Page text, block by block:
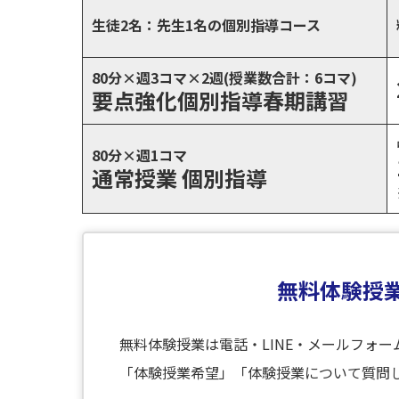
生徒2名：先生1名の個別指導コース
80分×週3コマ×2週(授業数合計：6コマ)
要点強化個別指導春期講習
80分×週1コマ
通常授業 個別指導
無料体験授
無料体験授業は電話・LINE・メールフォ
「体験授業希望」「体験授業について質